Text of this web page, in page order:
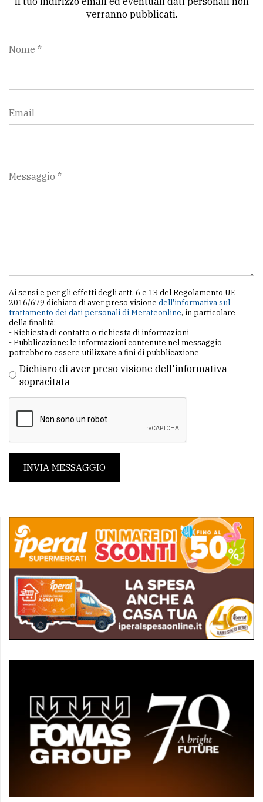
verranno pubblicati.
Nome *
Email
Messaggio *
Ai sensi e per gli effetti degli artt. 6 e 13 del Regolamento UE
2016/679 dichiaro di aver preso visione dell'informativa sul
trattamento dei dati personali di Merateonline, in particolare
della finalità:
- Richiesta di contatto o richiesta di informazioni
- Pubblicazione: le informazioni contenute nel messaggio
potrebbero essere utilizzate a fini di pubblicazione
Dichiaro di aver preso visione dell'informativa
sopracitata
INVIA MESSAGGIO